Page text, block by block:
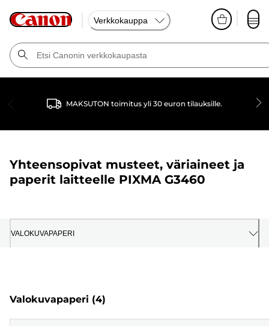
Verkkokauppa
MAKSUTON toimitus yli 30 euron tilauksille.
Yhteensopivat musteet, väriaineet ja
paperit laitteelle PIXMA G3460
VALOKUVAPAPERI
Valokuvapaperi (4)